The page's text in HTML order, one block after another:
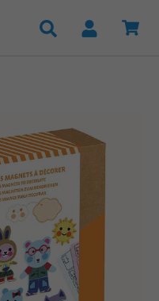
Hľadať